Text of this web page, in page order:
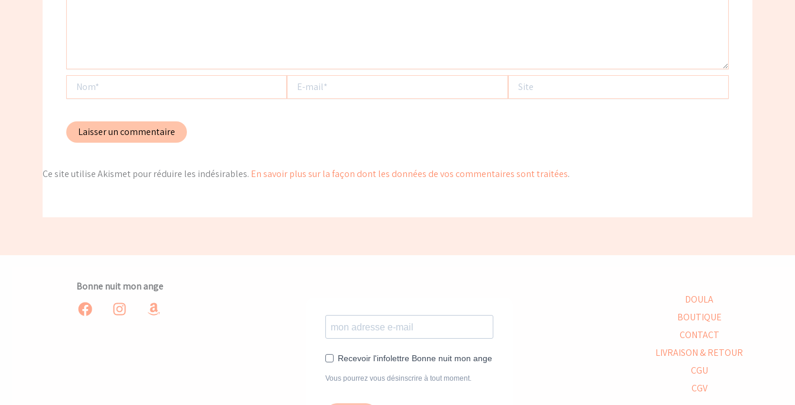
mail*
Ce site utilise Akismet pour réduire les indésirables. En savoir plus sur la façon dont les données de vos commentaires sont traitées.
Bonne nuit mon ange
Recevoir l'infolettre Bonne nuit mon ange
Vous pourrez vous désinscrire à tout moment.
DOULA
BOUTIQUE
CONTACT
LIVRAISON & RETOUR
CGU
CGV